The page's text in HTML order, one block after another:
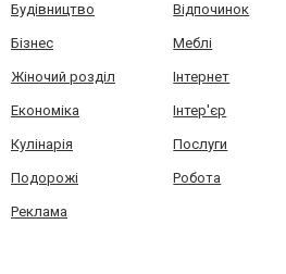
Будівництво Відпочинок
Бізнес Меблі
Жіночий розділ Інтернет
Економіка Інтер'єр
Кулінарія Послуги
Подорожі Робота
Реклама